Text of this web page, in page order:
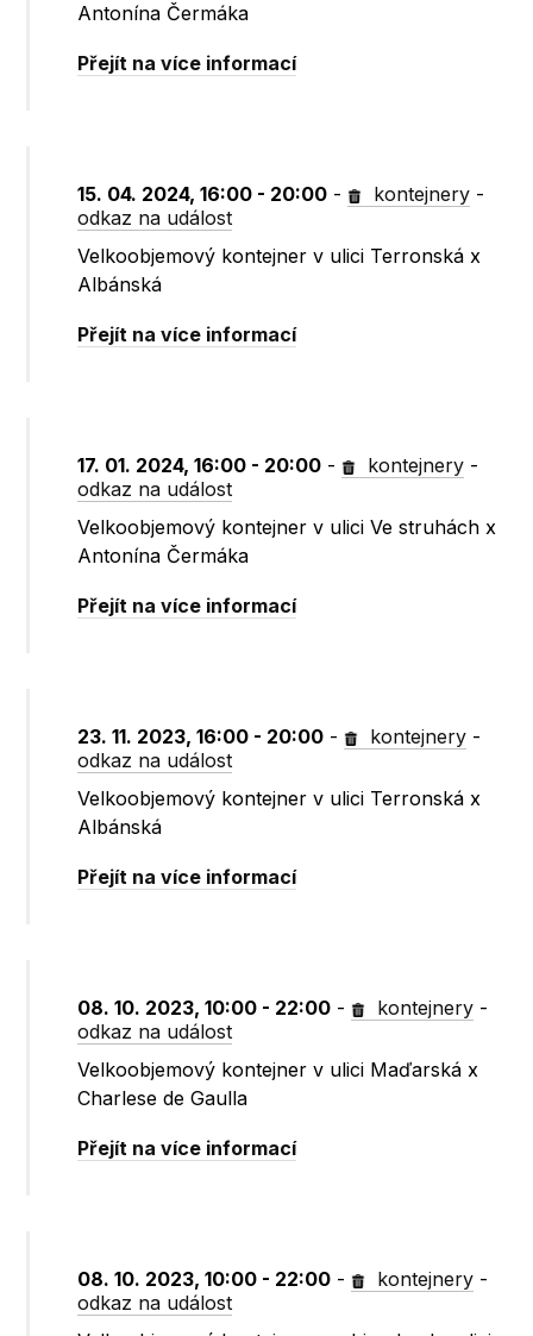
Antonína Čermáka
Přejít na více informací
15. 04. 2024, 16:00 - 20:00 - kontejnery -
odkaz na událost
Velkoobjemový kontejner v ulici Terronská x
Albánská
Přejít na více informací
17. 01. 2024, 16:00 - 20:00 - kontejnery -
odkaz na událost
Velkoobjemový kontejner v ulici Ve struhách x
Antonína Čermáka
Přejít na více informací
23. 11. 2023, 16:00 - 20:00 - kontejnery -
odkaz na událost
Velkoobjemový kontejner v ulici Terronská x
Albánská
Přejít na více informací
08. 10. 2023, 10:00 - 22:00 - kontejnery -
odkaz na událost
Velkoobjemový kontejner v ulici Maďarská x
Charlese de Gaulla
Přejít na více informací
08. 10. 2023, 10:00 - 22:00 - kontejnery -
odkaz na událost